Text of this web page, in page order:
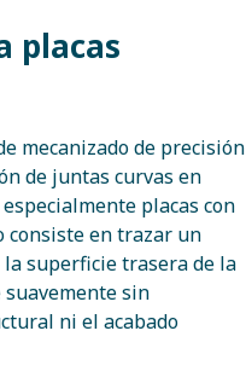
placas
mecanizado de precisión
de juntas curvas en
placas con
consiste en trazar un
la superficie trasera de la
sin
ni el acabado